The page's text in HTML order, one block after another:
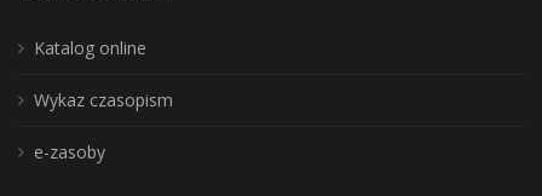
Katalog online
Wykaz czasopism
e-zasoby